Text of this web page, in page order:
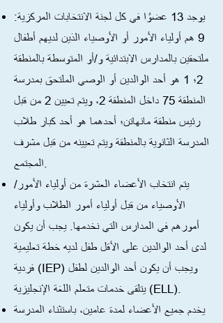
يوجد 13 عضوًا في كل لجنة الانتخابات المركزية:
9 هم أولياء الأمور أو الأوصياء الذين لديهم أطفال
ملتحقين بالمدارس الابتدائية و/أو المتوسطة بالمنطقة
2؛ 1 هو أحد الوالدين أو الوصي الملتحق بمدرسة
المنطقة 75 داخل المنطقة 2، ويتم تعيين 2 من قبل
رئيس منطقة مانهاتن؛ أحدهما هو أحد كبار طلاب
المدرسة الثانوية بالمنطقة ويتم تعيينه من قبل مشرف
المجتمع.
يتم انتخاب الأعضاء العشرة من أولياء الأمور/
الأوصياء من قبل أولياء أمور الطلاب وأولياء
أمورهم في المدارس التي نخدمها. يجب أن يكون
لدى أحد الوالدين على الأقل طفل لديه خطة تعليمية
فردية (IEP) ويجب أن يكون أحد الوالدين لطفل
يتلقى خدمات متعلم اللغة الإنجليزية (ELL).
يخدم جميع الأعضاء لمدة عامين، باستثناء المدرسة